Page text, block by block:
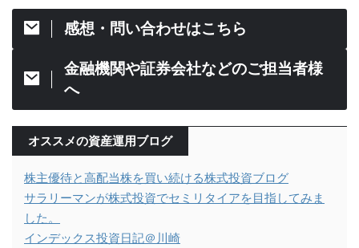
感想・問い合わせはこちら
金融機関や証券会社などのご担当者様
へ
オススメの資産運用ブログ
株主優待と高配当株を買い続ける株式投資ブログ
サラリーマンが株式投資でセミリタイアを目指してみま
した。
インデックス投資日記＠川崎